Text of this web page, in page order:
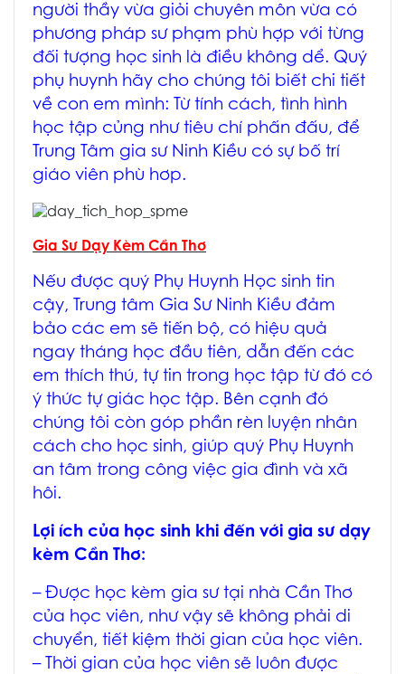
người thầy vừa giỏi chuyên môn vừa có
phương pháp sư phạm phù hợp với từng
đối tượng học sinh là điều không dể. Quý
phụ huynh hãy cho chúng tôi biết chi tiết
về con em mình:
Từ tính cách, tình hình
học tập củng như tiêu chí phấn đấu, để
Trung Tâm gia sư Ninh Kiều có sự bố trí
giáo viên phù hơp.
Gia Sư Dạy Kèm Cần Thơ
Nếu được quý Phụ Huynh Học sinh tin
cậy, Trung tâm Gia Sư Ninh Kiều đảm
bảo các em sẽ tiến bộ, có hiệu quả
ngay tháng học đầu tiên, dẫn đến các
em thích thú, tự tin trong học tập từ đó có
ý thức tự giác học tập. Bên cạnh đó
chúng tôi còn góp phần rèn luyện nhân
cách cho học sinh, giúp quý Phụ Huynh
an tâm trong công việc gia đình và xã
hôi.
Lợi ích của học sinh khi đến với gia sư dạy
kèm Cần Thơ:
– Được học kèm gia sư tại nhà Cần Thơ
của học viên, như vậy sẽ không phải di
chuyển, tiết kiệm thời gian của học viên.
– Thời gian của học viên sẽ luôn được